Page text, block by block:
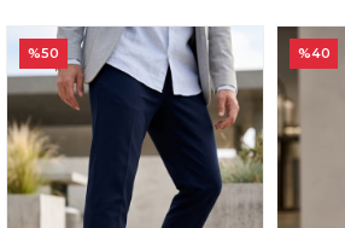
%50 %40